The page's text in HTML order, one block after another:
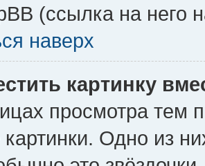
(ссылка на него
наверх
картинку
просмотра тем
Одно из